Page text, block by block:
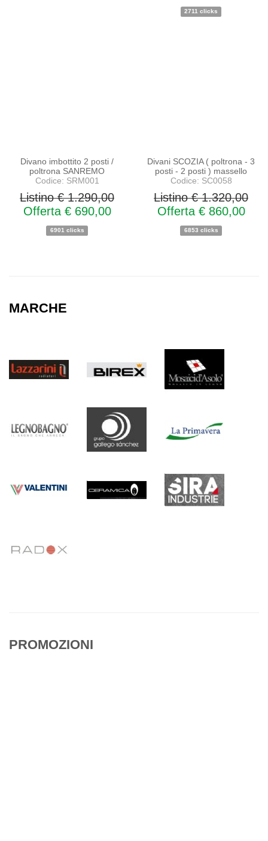
2711 clicks
Divano imbottito 2 posti /
poltrona SANREMO
Codice: SRM001
Listino € 1.290,00
Offerta € 690,00
6901 clicks
Divani SCOZIA ( poltrona - 3
posti - 2 posti ) massello
Codice: SC0058
Listino € 1.320,00
Offerta € 860,00
6853 clicks
MARCHE
PROMOZIONI